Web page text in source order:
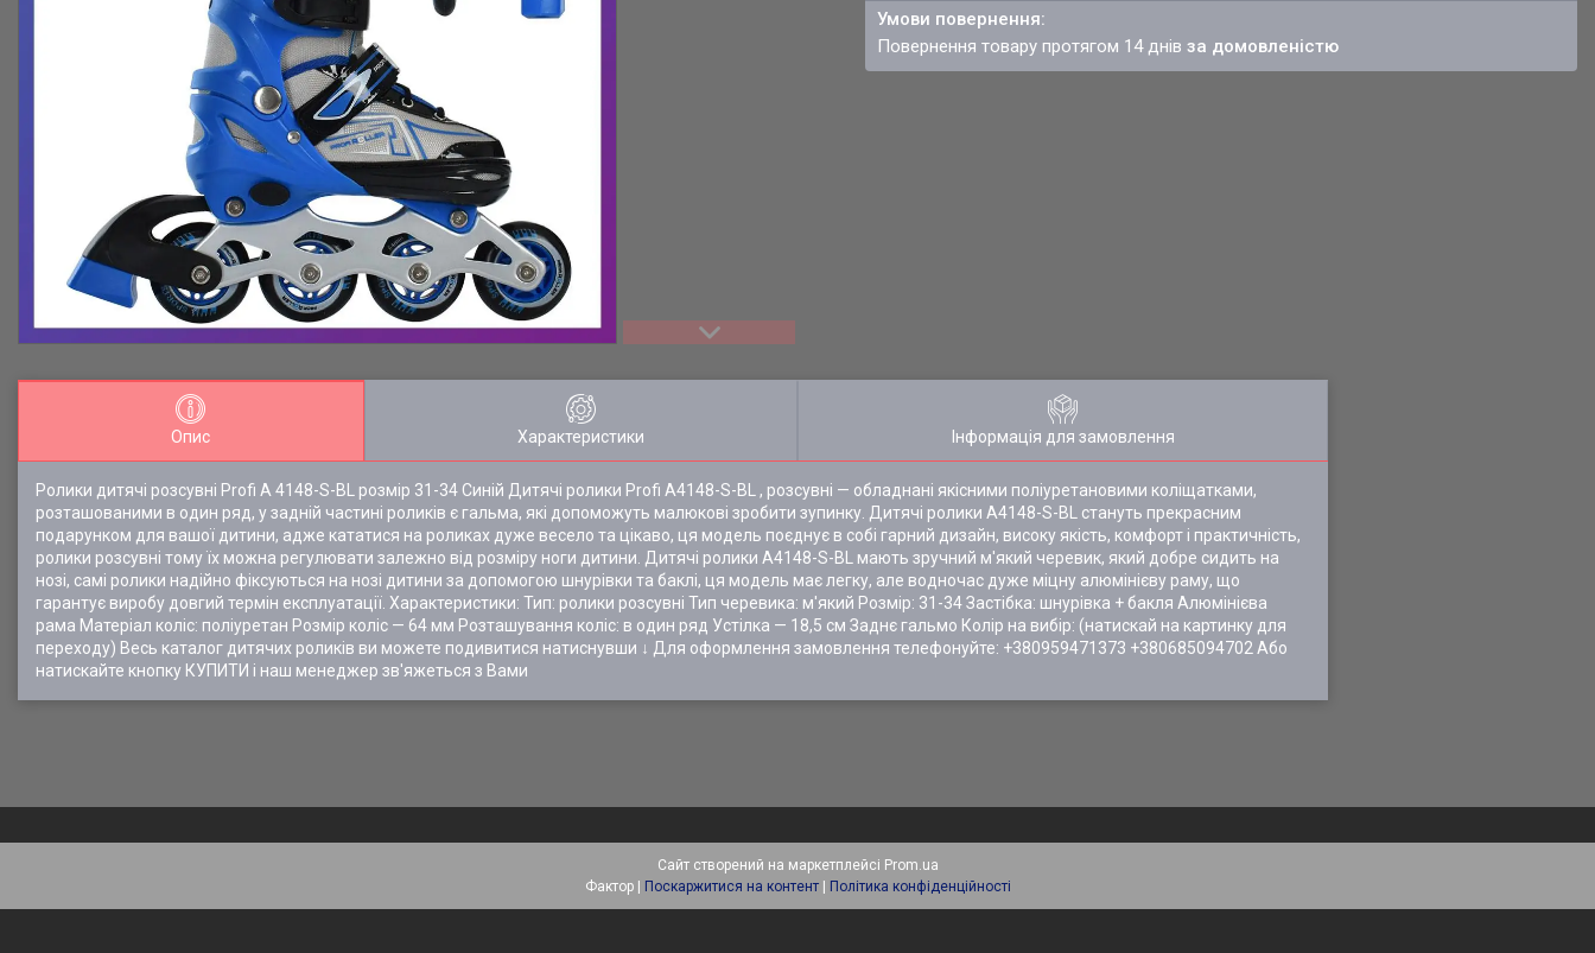
повернення товару протягом 14 днівза домовленістю
Опис Характеристики Інформація для замовлення
Ролики дитячі розсувні Profi A 4148-S-BL розмір 31-34 Синій Дитячі ролики Profi A4148-S-BL , розсувні — обладнані якісними поліуретановими коліщатками,
розташованими в один ряд, у задній частині роликів є гальма, які допоможуть малюкові зробити зупинку. Дитячі ролики A4148-S-BL стануть прекрасним
подарунком для вашої дитини, адже кататися на роликах дуже весело та цікаво, ця модель поєднує в собі гарний дизайн, високу якість, комфорт і практичність,
ролики розсувні тому їх можна регулювати залежно від розміру ноги дитини. Дитячі ролики A4148-S-BL мають зручний м'який черевик, який добре сидить на
нозі, самі ролики надійно фіксуються на нозі дитини за допомогою шнурівки та баклі, ця модель має легку, але водночас дуже міцну алюмінієву раму, що
гарантує виробу довгий термін експлуатації. Характеристики: Тип: ролики розсувні Тип черевика: м'який Розмір: 31-34 Застібка: шнурівка + бакля Алюмінієва
рама Матеріал коліс: поліуретан Розмір коліс — 64 мм Розташування коліс: в один ряд Устілка — 18,5 см Заднє гальмо Колір на вибір: (натискай на картинку для
переходу) Весь каталог дитячих роликів ви можете подивитися натиснувши ↓ Для оформлення замовлення телефонуйте: +380959471373 +380685094702 Або
натискайте кнопку КУПИТИ і наш менеджер зв'яжеться з Вами
Сайт створений на маркетплейсі Prom.ua
Поскаржитися на контент Політика конфіденційності